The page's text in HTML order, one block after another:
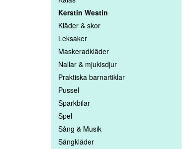
Kerstin Westin
Kläder & skor
Leksaker
Maskeradkläder
Nallar & mjukisdjur
Praktiska barnartiklar
Pussel
Sparkbilar
Spel
Sång & Musik
Sängkläder